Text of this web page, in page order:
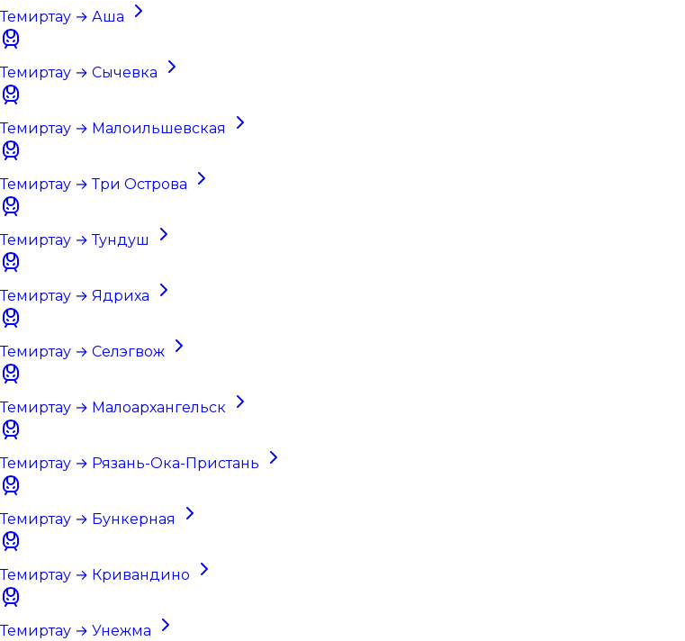
Темиртау → Аша
Темиртау → Сычевка
Темиртау → Малоильшевская
Темиртау → Три Острова
Темиртау → Тундуш
Темиртау → Ядриха
Темиртау → Селэгвож
Темиртау → Малоархангельск
Темиртау → Рязань-Ока-Пристань
Темиртау → Бункерная
Темиртау → Кривандино
Темиртау → Унежма